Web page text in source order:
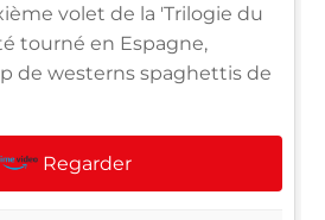
volet de la 'Trilogie du
tourné en Espagne,
de westerns spaghettis de
Regarder